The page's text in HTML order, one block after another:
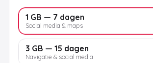
1 GB — 7 dagen
Social media & maps
3 GB — 15 dagen
Navigatie & social media